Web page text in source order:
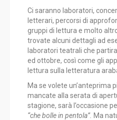
Ci saranno laboratori,
letterari, percorsi di
gruppi di lettura e molto
trovate alcuni dettagli ad
laboratori teatrali che
ed ottobre, così come gli
lettura sulla letteratura
Ma se volete un’anteprima
mancate alla serata di
stagione, sarà l’occasione
“che bolle in pentola”. Ma